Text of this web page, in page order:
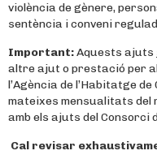
violència de gènere,
sentència i conveni
Important:Aquests ajuts
altre ajut o prestació per
l’Agència de l’Habitatge
mateixes mensualitats del
amb els ajuts del Consorci
Cal revisar